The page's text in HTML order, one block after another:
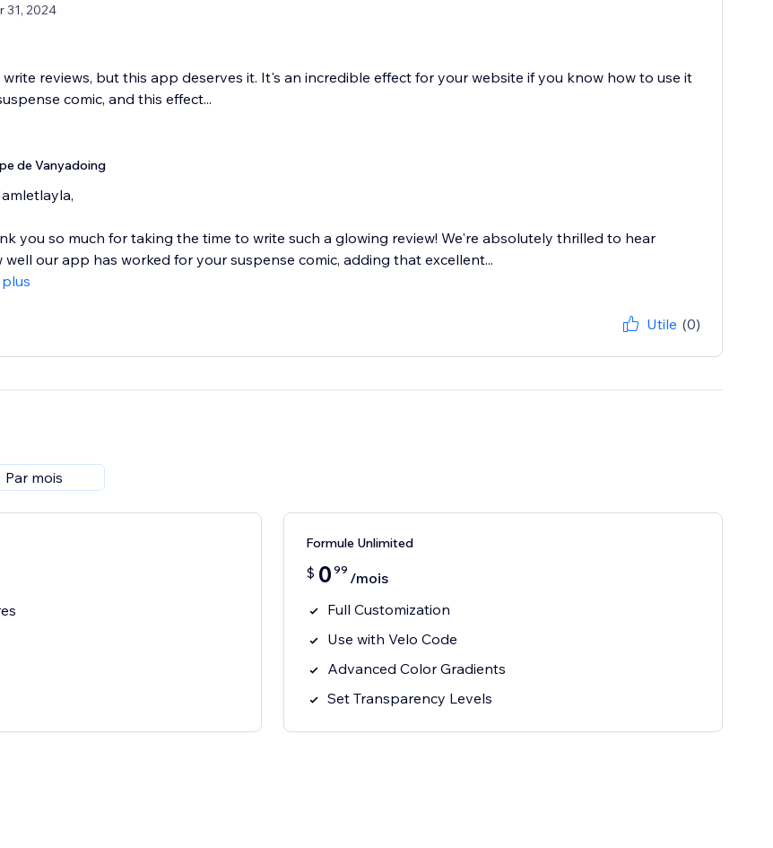
31, 2024
reviews, but this app deserves it. It's an incredible effect for your website if you know how to use it
comic, and this effect...
de Vanyadoing
you so much for taking the time to write such a glowing review! We're absolutely thrilled to hear
well our app has worked for your suspense comic, adding that excellent...
Utile (0)
Par mois
Formule Unlimited
$ 0 99 /mois
Full Customization
Use with Velo Code
Advanced Color Gradients
Set Transparency Levels